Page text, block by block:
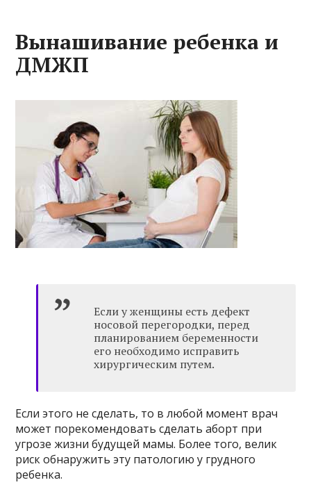
Вынашивание ребенка и
ДМЖП
Если у женщины есть дефект
носовой перегородки, перед
планированием беременности
его необходимо исправить
хирургическим путем.
Если этого не сделать, то в любой момент врач
может порекомендовать сделать аборт при
угрозе жизни будущей мамы. Более того, велик
риск обнаружить эту патологию у грудного
ребенка.